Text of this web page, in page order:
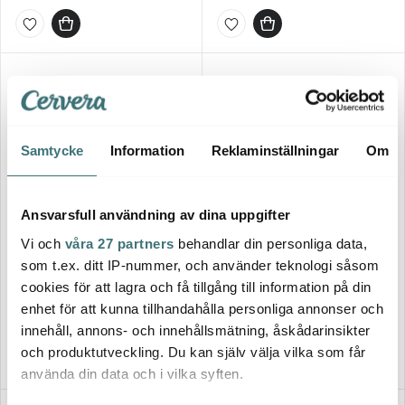
Samtycke Information Reklaminställningar Om
Ansvarsfull användning av dina uppgifter
Vi och våra 27 partners behandlar din personliga data,
som t.ex. ditt IP-nummer, och använder teknologi såsom
cookies för att lagra och få tillgång till information på din
enhet för att kunna tillhandahålla personliga annonser och
innehåll, annons- och innehållsmätning, åskådarinsikter
och produktutveckling. Du kan själv välja vilka som får
använda din data och i vilka syften.
Modern House
bAYk Pepparkaksform Katt
Silver
39 kr
Få i lager
Pepparkaksform Muminhuset
7 delar Rostfri
249 kr
I lager